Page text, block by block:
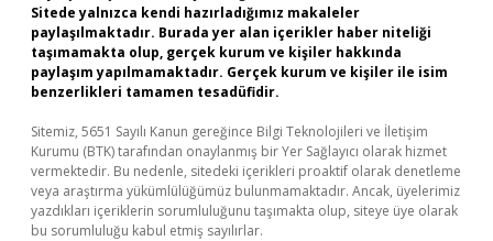
Sitede yalnızca kendi hazırladığımız makaleler
paylaşılmaktadır. Burada yer alan içerikler haber niteliği
taşımamakta olup, gerçek kurum ve kişiler hakkında
paylaşım yapılmamaktadır. Gerçek kurum ve kişiler ile isim
benzerlikleri tamamen tesadüfidir.
Sitemiz, 5651 Sayılı Kanun gereğince Bilgi Teknolojileri ve İletişim
Kurumu (BTK) tarafından onaylanmış bir Yer Sağlayıcı olarak hizmet
vermektedir. Bu nedenle, sitedeki içerikleri proaktif olarak denetleme
veya araştırma yükümlülüğümüz bulunmamaktadır. Ancak, üyelerimiz
yazdıkları içeriklerin sorumluluğunu taşımakta olup, siteye üye olarak
bu sorumluluğu kabul etmiş sayılırlar.